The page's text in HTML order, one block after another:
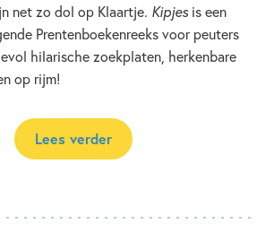
net zo dol op Klaartje. Kipjesis een
Prentenboekenreeks voor peuters
hilarische zoekplaten, herkenbare
op rijm!
Lees verder